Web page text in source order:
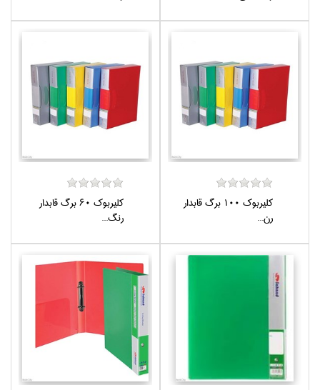
كليربوك 100 برگ قابدار
رن...
كليربوك 60 برگ قابدار
رنگ...